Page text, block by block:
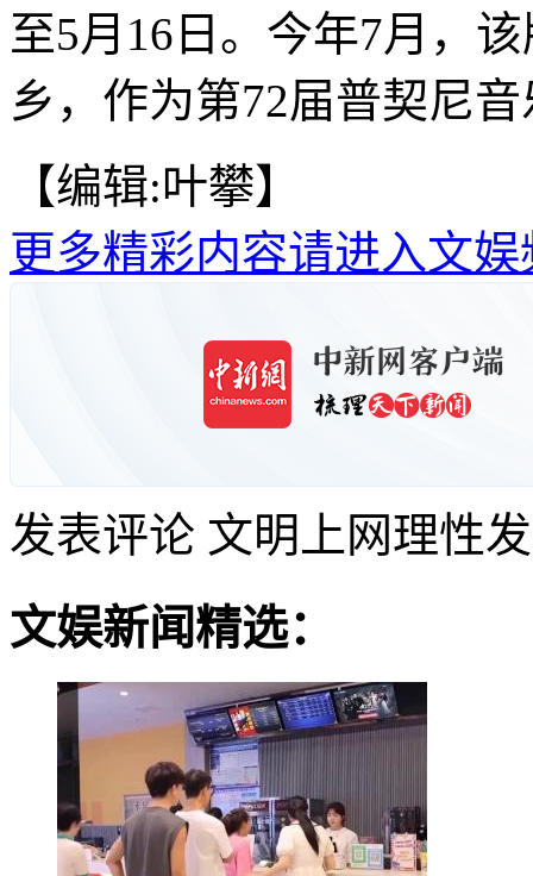
至5月16日。今年7月，
乡，作为第72届普契尼
【编辑:叶攀】
更多精彩内容请进入文娱
发表评论 文明上网理性
文娱新闻精选：